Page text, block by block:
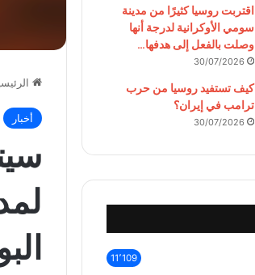
أخبار
اقتربت روسيا كثيرًا من مدينة
سومي الأوكرانية لدرجة أنها
وصلت بالفعل إلى هدفها…
30/07/2026
كيف تستفيد روسيا من حرب
ترامب في إيران؟
30/07/2026
11٬109